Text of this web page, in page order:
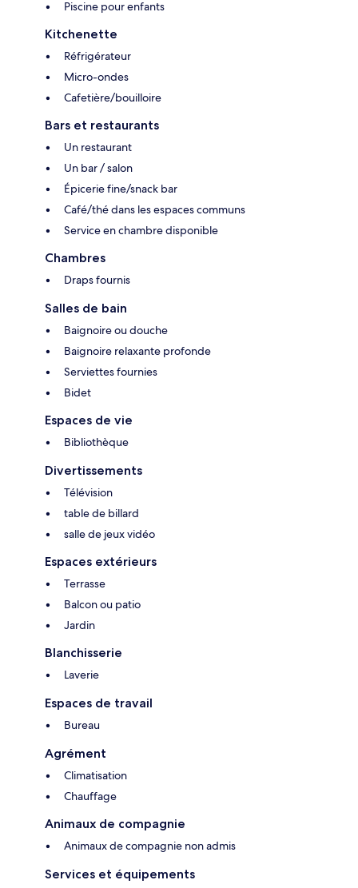
Piscine pour enfants
Kitchenette
Réfrigérateur
Micro-ondes
Cafetière/bouilloire
Bars et restaurants
Un restaurant
Un bar / salon
Épicerie fine/snack bar
Café/thé dans les espaces communs
Service en chambre disponible
Chambres
Draps fournis
Salles de bain
Baignoire ou douche
Baignoire relaxante profonde
Serviettes fournies
Bidet
Espaces de vie
Bibliothèque
Divertissements
Télévision
table de billard
salle de jeux vidéo
Espaces extérieurs
Terrasse
Balcon ou patio
Jardin
Blanchisserie
Laverie
Espaces de travail
Bureau
Agrément
Climatisation
Chauffage
Animaux de compagnie
Animaux de compagnie non admis
Services et équipements